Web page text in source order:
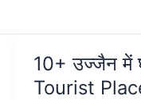
10+ उज्जैन में
Tourist